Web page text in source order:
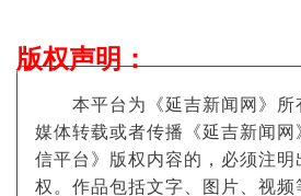
版权声明：
本平台为《延吉新闻网》所
媒体转载或者传播《延吉新闻网
信平台》版权内容的，必须注明
权。作品包括文字、图片 、视频